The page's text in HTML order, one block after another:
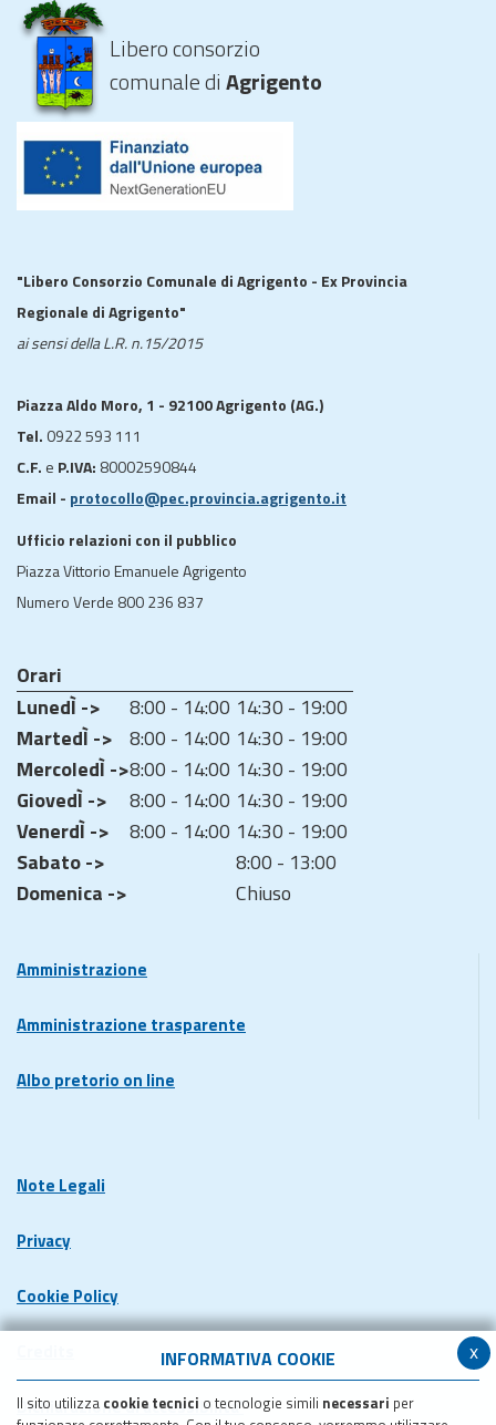
x
INFORMATIVA COOKIE
Il sito utilizza cookie tecnici o tecnologie simili necessari per
Libero consorzio
comunale diAgrigento
"Libero Consorzio Comunale di Agrigento - Ex Provincia
Regionale di Agrigento"
ai sensi della L.R. n.15/2015
Piazza Aldo Moro, 1 - 92100 Agrigento (AG.)
Tel. 0922 593 111
C.F. e P.IVA: 80002590844
Email - protocollo@pec.provincia.agrigento.it
Ufficio relazioni con il pubblico
Piazza Vittorio Emanuele Agrigento
Numero Verde 800 236 837
Orari
LunedÌ ->
8:00 - 14:00 14:30 - 19:00
MartedÌ -> 8:00 - 14:00 14:30 - 19:00
MercoledÌ ->8:00 - 14:00 14:30 - 19:00
GiovedÌ ->
8:00 - 14:00 14:30 - 19:00
VenerdÌ ->
8:00 - 14:00 14:30 - 19:00
Sabato ->
8:00 - 13:00
Domenica ->
Chiuso
Amministrazione
Amministrazione trasparente
Albo pretorio on line
Note Legali
Privacy
Cookie Policy
Dichiarazione di accessibilita'